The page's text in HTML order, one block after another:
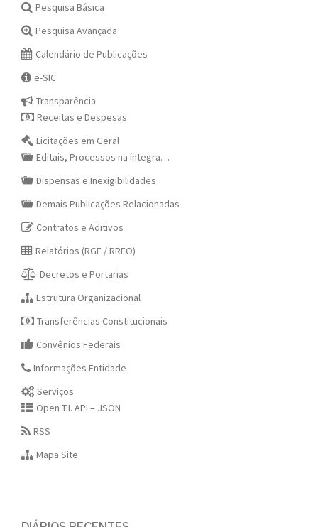
Pesquisa Básica
Pesquisa Avançada
Calendário de Publicações
e-SIC
Transparência
Receitas e Despesas
Licitações em Geral
Editais, Processos na íntegra…
Dispensas e Inexigibilidades
Demais Publicações Relacionadas
Contratos e Aditivos
Relatórios (RGF / RREO)
Decretos e Portarias
Estrutura Organizacional
Transferências Constitucionais
Convênios Federais
Informações Entidade
Serviços
Open T.I. API – JSON
RSS
Mapa Site